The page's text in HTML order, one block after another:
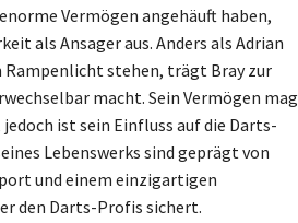
Vermögen angehäuft haben,
als Ansager aus. Anders als Adrian
Rampenlicht stehen, trägt Bray zur
macht. Sein Vermögen mag
ist sein Einfluss auf die Darts-
Lebenswerks sind geprägt von
und einem einzigartigen
den Darts-Profis sichert.